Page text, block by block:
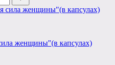
женщины"(в капсулах)